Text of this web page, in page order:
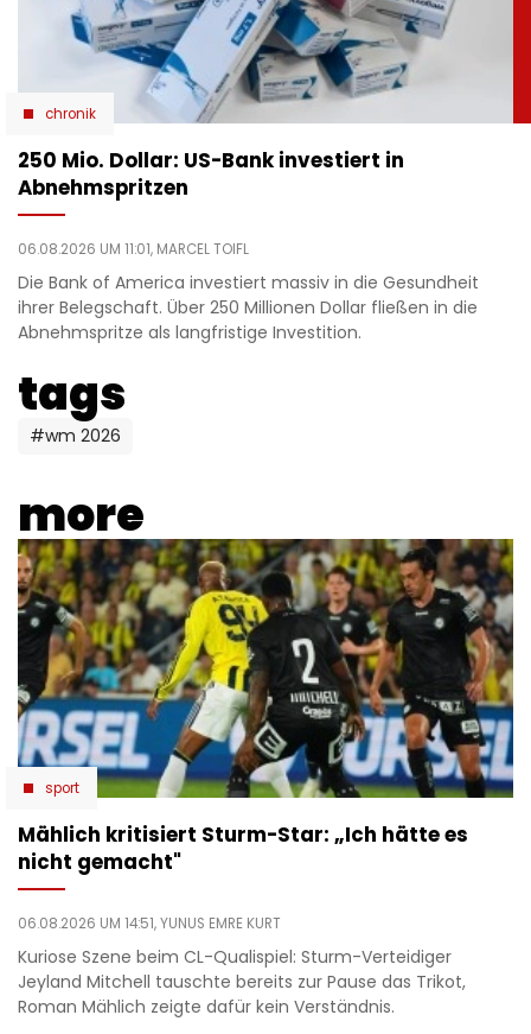
chronik
250 Mio. Dollar: US-Bank investiert in
Abnehmspritzen
06.08.2026 UM 11:01, MARCEL TOIFL
Die Bank of America investiert massiv in die Gesundheit
ihrer Belegschaft. Über 250 Millionen Dollar fließen in die
Abnehmspritze als langfristige Investition.
tags
#wm 2026
more
sport
Mählich kritisiert Sturm-Star: „Ich hätte es
nicht gemacht"
06.08.2026 UM 14:51,YUNUS EMRE KURT
Kuriose Szene beim CL-Qualispiel: Sturm-Verteidiger
Jeyland Mitchell tauschte bereits zur Pause das Trikot,
Roman Mählich zeigte dafür kein Verständnis.